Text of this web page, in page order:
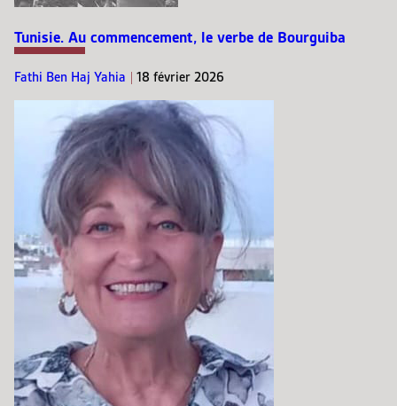
Tunisie. Au commencement, le verbe de Bourguiba
Fathi Ben Haj Yahia | 18 février 2026